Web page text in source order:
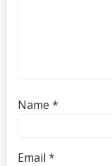
Name *
Email *